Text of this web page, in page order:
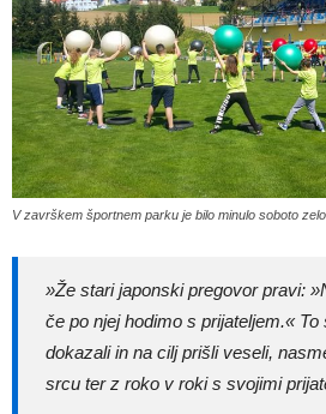
V završkem športnem parku je bilo minulo soboto
»Že stari japonski pregovor pravi:
če po njej hodimo s prijateljem.«
dokazali in na cilj prišli veseli,
srcu ter z roko v roki s svojimi